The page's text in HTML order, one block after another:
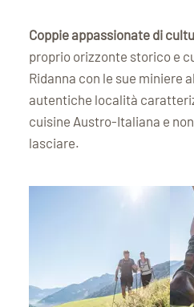
Coppie appassionate di
proprio orizzonte storico e
Ridanna con le sue miniere
autentiche località
cuisine Austro-Italiana e
lasciare.